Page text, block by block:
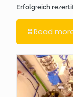
Erfolgreich
Read